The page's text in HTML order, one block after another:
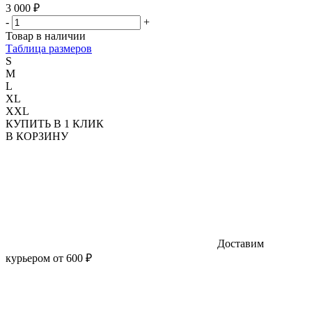
3 000 ₽
-
+
Товар в наличии
Таблица размеров
S
M
L
XL
XXL
КУПИТЬ В 1 КЛИК
В КОРЗИНУ
Доставим
курьером от 600 ₽